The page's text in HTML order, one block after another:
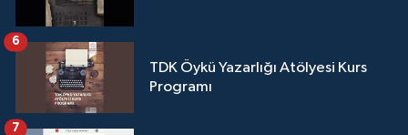
TDK Öykü Yazarlığı Atölyesi Kurs
Programı
6
7